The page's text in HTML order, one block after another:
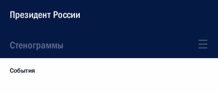
Президент России
Стенограммы
События